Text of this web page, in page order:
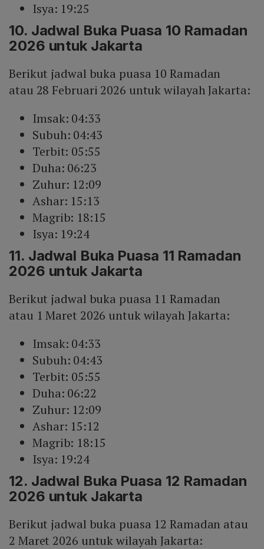
Isya: 19:25
10. Jadwal Buka Puasa 10 Ramadan
2026 untuk Jakarta
Berikut jadwal buka puasa 10 Ramadan
atau 28 Februari 2026 untuk wilayah Jakarta:
Imsak: 04:33
Subuh: 04:43
Terbit: 05:55
Duha: 06:23
Zuhur: 12:09
Ashar: 15:13
Magrib: 18:15
Isya: 19:24
11. Jadwal Buka Puasa 11 Ramadan
2026 untuk Jakarta
Berikut jadwal buka puasa 11 Ramadan
atau 1 Maret 2026 untuk wilayah Jakarta:
Imsak: 04:33
Subuh: 04:43
Terbit: 05:55
Duha: 06:22
Zuhur: 12:09
Ashar: 15:12
Magrib: 18:15
Isya: 19:24
12. Jadwal Buka Puasa 12 Ramadan
2026 untuk Jakarta
Berikut jadwal buka puasa 12 Ramadan atau
2 Maret 2026 untuk wilayah Jakarta: